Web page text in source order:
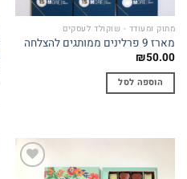
מתוק ומעודד - שוקולד לעסקים
מארז 9 פרלינים ממותגים להצלחה
₪50.00
הוספה לסל